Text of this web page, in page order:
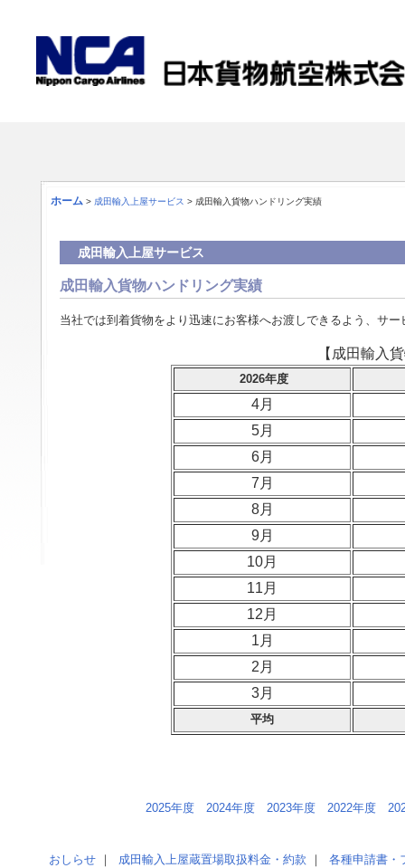
ホーム > 成田輸入上屋サービス > 成田輸入貨物ハンドリング実績
成田輸入上屋サービス
成田輸入貨物ハンドリング実績
当社では到着貨物をより迅速にお客様へお渡しできるよう、サ
【成田輸入
2026年度
4月
5月
6月
7月
8月
9月
10月
11月
12月
1月
2月
3月
平均
2025年度 2024年度 2023年度 2022年度
おしらせ ｜ 成田輸入上屋蔵置場取扱料金・約款 ｜ 各種申請書・